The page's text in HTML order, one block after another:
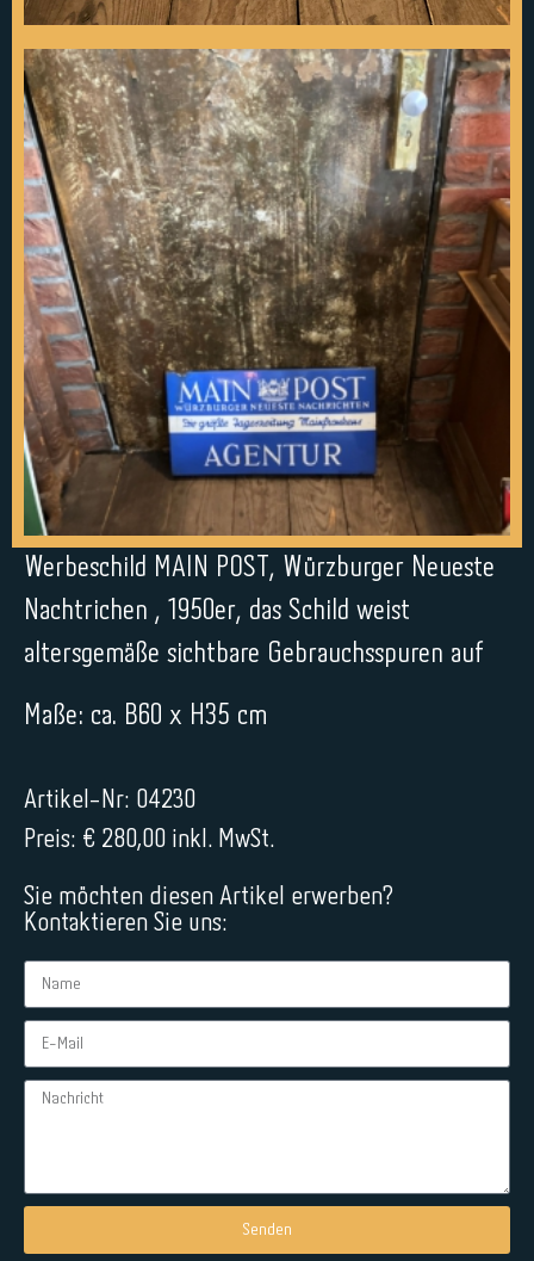
Werbeschild MAIN POST, Würzburger Neueste
Nachtrichen , 1950er, das Schild weist
altersgemäße sichtbare Gebrauchsspuren auf
Maße: ca. B60 x H35 cm
Artikel-Nr: 04230
Preis: € 280,00 inkl. MwSt.
Sie möchten diesen Artikel erwerben?
Kontaktieren Sie uns:
Senden